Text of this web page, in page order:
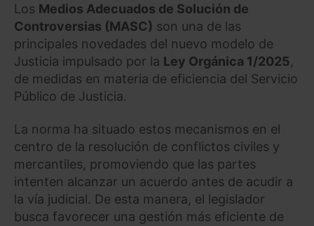
Los Medios Adecuados de Solución de
Controversias (MASC) son una de las
principales novedades del nuevo modelo de
Justicia impulsado por la Ley Orgánica 1/2025,
de medidas en materia de eficiencia del Servicio
Público de Justicia.
La norma ha situado estos mecanismos en el
centro de la resolución de conflictos civiles y
mercantiles, promoviendo que las partes
intenten alcanzar un acuerdo antes de acudir a
la vía judicial. De esta manera, el legislador
busca favorecer una gestión más eficiente de